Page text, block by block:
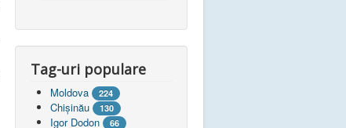
Tag-uri populare
Moldova 224
Chişinău 130
Igor Dodon 66